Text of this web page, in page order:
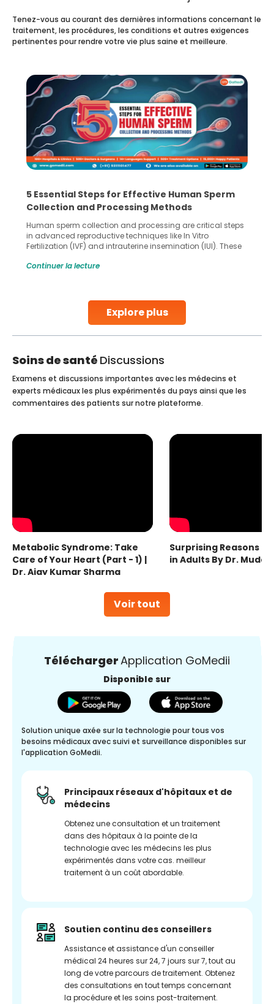
Explore plus
Tenez-vous au courant des dernières informations concernant le
traitement, les procédures, les conditions et autres exigences
pertinentes pour rendre votre vie plus saine et meilleure.
5 Essential Steps for Effective Human Sperm
Collection and Processing Methods
Human sperm collection and processing are critical steps
in advanced reproductive techniques like In Vitro
Fertilization (IVF) and intrauterine insemination (IUI). These
challenges and help couples achieve their dream of
collected, they process the
Continuer la lecture
Soins de santé Discussions
Voir tout
Examens et discussions importantes avec les médecins et
experts médicaux les plus expérimentés du pays ainsi que les
commentaires des patients sur notre plateforme.
Metabolic Syndrome: Take
Care of Your Heart (Part - 1) |
Dr. Ajay Kumar Sharma
Surprising Reasons
in Adults By Dr.
TéléchargerApplication GoMedii
Disponible sur
Solution unique axée sur la technologie pour tous vos
besoins médicaux avec suivi et surveillance disponibles sur
l'application GoMedii.
Principaux réseaux d'hôpitaux et de
médecins
Obtenez une consultation et un traitement
dans des hôpitaux à la pointe de la
technologie avec les médecins les plus
expérimentés dans votre cas. meilleur
traitement à un coût abordable.
Soutien continu des conseillers
Assistance et assistance d'un conseiller
médical 24 heures sur 24, 7 jours sur 7, tout au
long de votre parcours de traitement. Obtenez
des consultations en tout temps concernant
la procédure et les soins post-traitement.